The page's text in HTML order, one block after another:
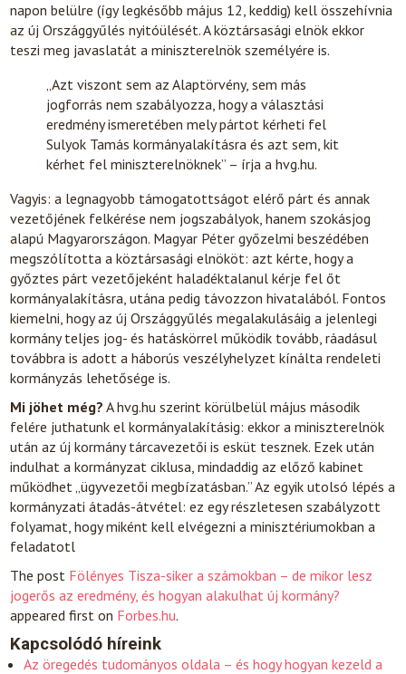
napon belülre (így legkésőbb május 12, keddig) kell összehívnia
az új Országgyűlés nyitóülését. A köztársasági elnök ekkor
teszi meg javaslatát a miniszterelnök személyére is.
„Azt viszont sem az Alaptörvény, sem más
jogforrás nem szabályozza, hogy a választási
eredmény ismeretében mely pártot kérheti fel
Sulyok Tamás kormányalakításra és azt sem, kit
kérhet fel miniszterelnöknek” – írja a hvg.hu.
Vagyis: a legnagyobb támogatottságot elérő párt és annak
vezetőjének felkérése nem jogszabályok, hanem szokásjog
alapú Magyarországon. Magyar Péter győzelmi beszédében
megszólította a köztársasági elnököt: azt kérte, hogy a
győztes párt vezetőjeként haladéktalanul kérje fel őt
kormányalakításra, utána pedig távozzon hivatalából. Fontos
kiemelni, hogy az új Országgyűlés megalakulásáig a jelenlegi
kormány teljes jog- és hatáskörrel működik tovább, ráadásul
továbbra is adott a háborús veszélyhelyzet kínálta rendeleti
kormányzás lehetősége is.
Mi jöhet még? A hvg.hu szerint körülbelül május második
felére juthatunk el kormányalakításig: ekkor a miniszterelnök
után az új kormány tárcavezetői is esküt tesznek. Ezek után
indulhat a kormányzat ciklusa, mindaddig az előző kabinet
működhet „ügyvezetői megbízatásban.” Az egyik utolsó lépés a
kormányzati átadás-átvétel: ez egy részletesen szabályzott
folyamat, hogy miként kell elvégezni a minisztériumokban a
feladatotl
The post Fölényes Tisza-siker a számokban – de mikor lesz
jogerős az eredmény, és hogyan alakulhat új kormány?
appeared first on Forbes.hu.
Kapcsolódó híreink
Az öregedés tudományos oldala – és hogy hogyan kezeld a